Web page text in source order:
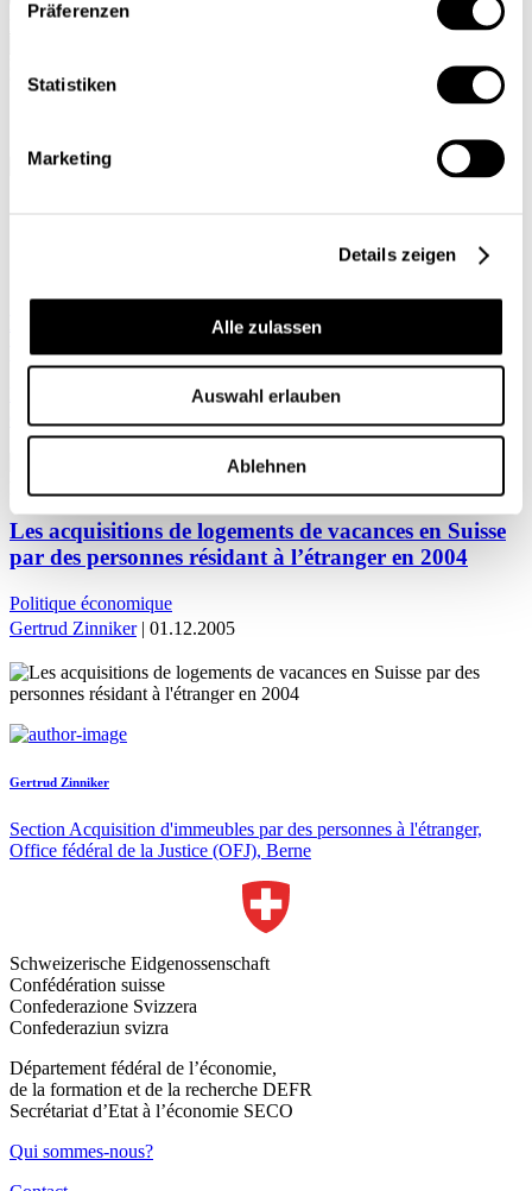
Präferenzen
Statistiken
Marketing
Details zeigen
Alle zulassen
Auswahl erlauben
Ablehnen
Les acquisitions de logements de vacances en Suisse
par des personnes résidant à l’étranger en 2005
Gertrud Zinniker| 01.12.2006
Les acquisitions de logements de vacances en Suisse
par des personnes résidant à l’étranger en 2004
Politique économique
Gertrud Zinniker| 01.12.2005
Gertrud Zinniker
Section Acquisition d'immeubles par des personnes à l'étranger,
Office fédéral de la Justice (OFJ), Berne
Schweizerische Eidgenossenschaft
Confédération suisse
Confederazione Svizzera
Confederaziun svizra
Département fédéral de l’économie,
de la formation et de la recherche DEFR
Secrétariat d’Etat à l’économie SECO
Qui sommes-nous?